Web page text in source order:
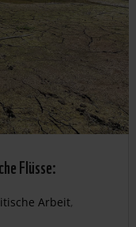
Flüsse:
Arbeit,